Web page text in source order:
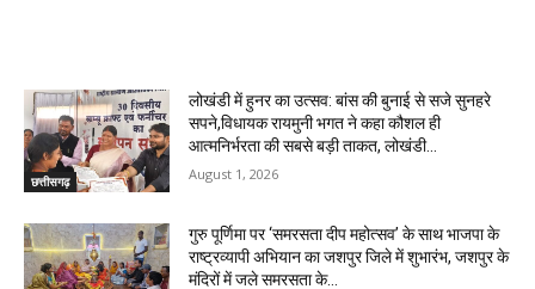
छत्तीसगढ़
लोखंडी में हुनर का उत्सव: बांस की बुनाई से सजे सुनहरे
सपने,विधायक रायमुनी भगत ने कहा कौशल ही
आत्मनिर्भरता की सबसे बड़ी ताकत, लोखंडी...
August 1, 2026
गुरु पूर्णिमा पर ‘समरसता दीप महोत्सव’ के साथ भाजपा के
राष्ट्रव्यापी अभियान का जशपुर जिले में शुभारंभ, जशपुर के
मंदिरों में जले समरसता के...